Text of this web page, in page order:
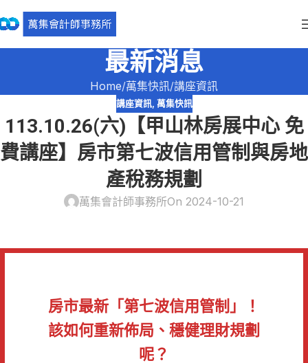
最新消息
Home 萬集快訊 講座資訊
講座資訊, 萬集快訊
113.10.26(六)【甲山林房展中心 免
費講座】房市第七波信用管制與房地
產稅務規劃
萬集會計師事務所On 2024-10-21
房市最新「第七波信用管制」！
該如何重新佈局、穩健理財規劃
呢？